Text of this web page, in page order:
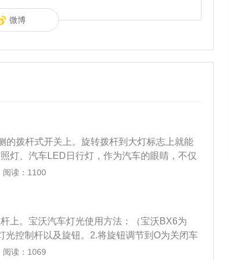
微博
的拨杆式开关上。旋转拨杆到大灯标志上就能
灯、汽车LED日行灯，作为汽车的眼睛，不仅
夜间开车或坏天气条件下的安全驾驶紧密联
路灯或者高速公路等郊外的道路。2、示宽灯
长度，提醒其他车辆和行人看到自己，从后视
气时，就要开启示宽灯，以增加行驶安全。
负荷，白天不宜开大灯，这种白天行驶的灯光
其他车辆和行人注意安全的。4、转向灯是24
阅读：1100
上。宝沃汽车灯光使用方法：（宝沃BX6为
光控制杆以及旋钮。2.将旋钮调节到O为关闭车
位。4.旋钮调节到下图的位置为示宽灯。5.旋
阅读：1069